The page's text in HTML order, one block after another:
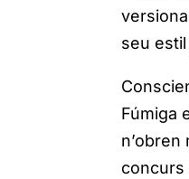
seu
Fúmiga
concurs